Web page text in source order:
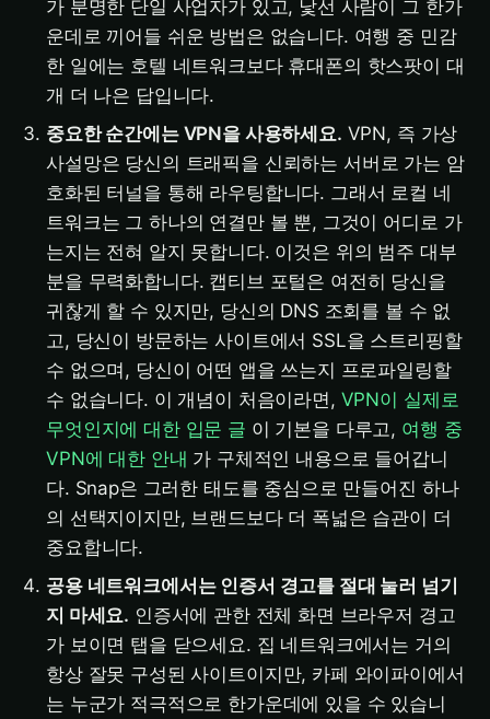
가 분명한 단일 사업자가 있고, 낯선 사람이 그 한가
운데로 끼어들 쉬운 방법은 없습니다. 여행 중 민감
한 일에는 호텔 네트워크보다 휴대폰의 핫스팟이 대
개 더 나은 답입니다.
중요한 순간에는 VPN을 사용하세요. VPN, 즉 가상
사설망은 당신의 트래픽을 신뢰하는 서버로 가는 암
호화된 터널을 통해 라우팅합니다. 그래서 로컬 네
트워크는 그 하나의 연결만 볼 뿐, 그것이 어디로 가
는지는 전혀 알지 못합니다. 이것은 위의 범주 대부
분을 무력화합니다. 캡티브 포털은 여전히 당신을
귀찮게 할 수 있지만, 당신의 DNS 조회를 볼 수 없
고, 당신이 방문하는 사이트에서 SSL을 스트리핑할
수 없으며, 당신이 어떤 앱을 쓰는지 프로파일링할
수 없습니다. 이 개념이 처음이라면, VPN이 실제로
무엇인지에 대한 입문 글 이 기본을 다루고, 여행 중
VPN에 대한 안내 가 구체적인 내용으로 들어갑니
다. Snap은 그러한 태도를 중심으로 만들어진 하나
의 선택지이지만, 브랜드보다 더 폭넓은 습관이 더
중요합니다.
공용 네트워크에서는 인증서 경고를 절대 눌러 넘기
지 마세요. 인증서에 관한 전체 화면 브라우저 경고
가 보이면 탭을 닫으세요. 집 네트워크에서는 거의
항상 잘못 구성된 사이트이지만, 카페 와이파이에서
는 누군가 적극적으로 한가운데에 있을 수 있습니